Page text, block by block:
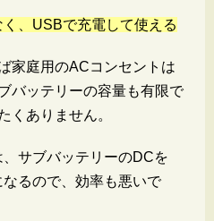
、USBで充電して使える
家庭用のACコンセントは
バッテリーの容量も有限で
くありません。
サブバッテリーのDCを
るので、効率も悪いで